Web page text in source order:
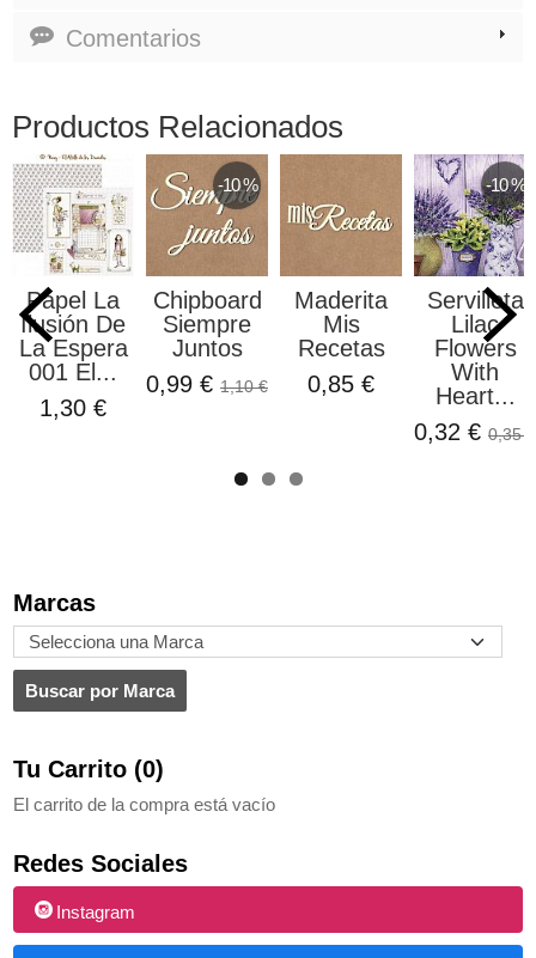
Marcas
Tu Carrito (0)
El carrito de la compra está vacío
Redes Sociales
Instagram
Comentarios
Productos Relacionados
Papel La
Ilusión De
La Espera
001 El...
1,30 €
-10 %
Chipboard
Siempre
Juntos
0,99 € 1,10 €
Maderita
Mis
Recetas
0,85 €
-10 %
Servilleta
Lilac
Flowers
With
Heart...
0,32 € 0,35 €